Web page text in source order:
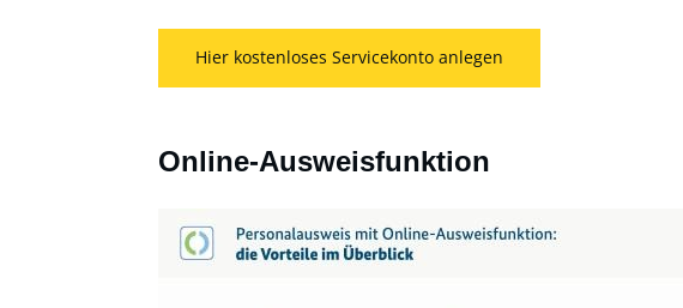
Hier kostenloses Servicekonto anlegen
Online-Ausweisfunktion